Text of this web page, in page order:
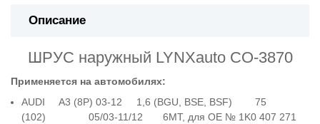
Описание
ШРУС наружный LYNXauto CO-3870
Применяется на автомобилях:
AUDI A3 (8P) 03-12 1,6 (BGU, BSE, BSF) 75
(102) 05/03-11/12 6MT, для OE № 1K0 407 271